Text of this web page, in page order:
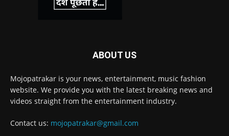
ABOUT US
Mojopatrakar is your news, entertainment, music fashion
website. We provide you with the latest breaking news and
videos straight from the entertainment industry.
Contact us: mojopatrakar@gmail.com